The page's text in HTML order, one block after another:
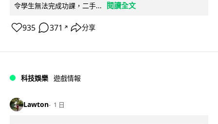
令學生無法完成功課，二手...
閱讀全文
935 371 ↗ 分享
科技娛樂 遊戲情報
Lawton 1 日